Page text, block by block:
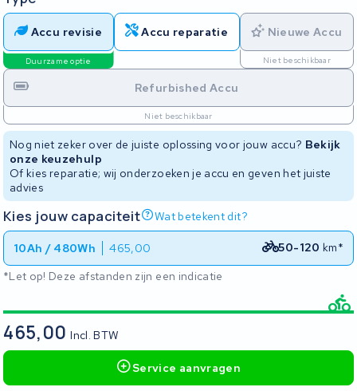
Accu revisie
Duurzame optie
Accu reparatie Nieuwe Accu
Niet beschikbaar
Refurbished Accu
Niet beschikbaar
Nog niet zeker over de juiste oplossing voor jouw accu? Bekijk
onze keuzehulp
Of kies reparatie; wij onderzoeken je accu en geven het juiste
advies
Kies jouw capaciteit Wat betekent dit?
10Ah / 480Wh 465,00 50-120 km*
*Let op! Deze afstanden zijn een indicatie
465,00Incl. BTW
Service aanvragen